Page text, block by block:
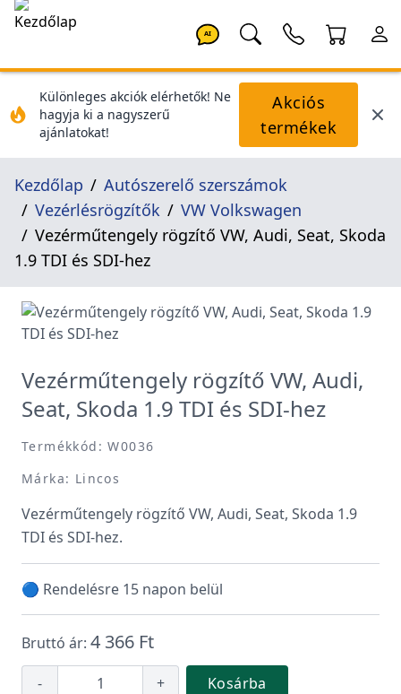
AI
Különleges akciók elérhetők! Ne
hagyja ki a nagyszerű
ajánlatokat!
Akciós
termékek
Kezdőlap
Autószerelő szerszámok
Vezérlésrögzítők
VW Volkswagen
Vezérműtengely rögzítő VW, Audi, Seat, Skoda
1.9 TDI és SDI-hez
Vezérműtengely rögzítő VW, Audi,
Seat, Skoda 1.9 TDI és SDI-hez
Termékkód: W0036
Márka: Lincos
Vezérműtengely rögzítő VW, Audi, Seat, Skoda 1.9
TDI és SDI-hez.
🔵 Rendelésre 15 napon belül
Bruttó ár: 4 366 Ft
- + Kosárba